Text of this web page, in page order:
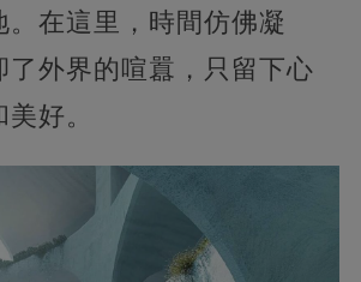
。在這里，時間仿佛凝
了外界的喧囂，只留下心
好。